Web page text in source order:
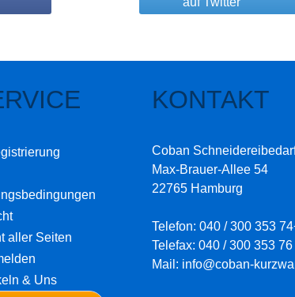
aller Seiten
& Uns
KONTAKT
Coban
Max-Brauer-Allee 54
22765 Hamburg
Telefon: 040 / 300 353
Telefax: 040 / 300 353 76
Mail: info@coban-